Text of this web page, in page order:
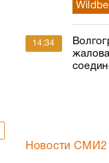
14:34
Новости СМИ2